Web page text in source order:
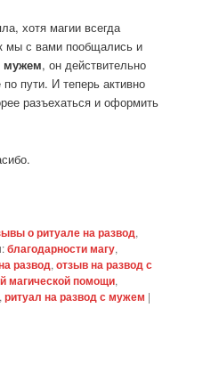
хотя магии всегда
мы с вами пообщались и
мужем, он действительно
пути. И теперь активно
разъехаться и оформить
о ритуале на развод,
благодарности магу,
развод,отзыв на развод с
магической помощи,
,ритуал на развод с мужем |